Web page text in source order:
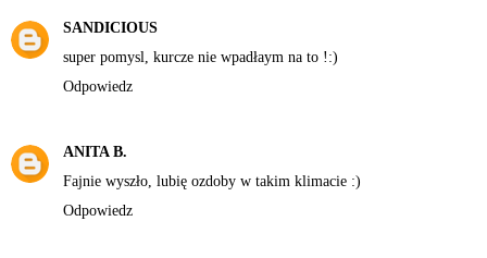
SANDICIOUS
super pomysl, kurcze nie wpadłaym na to !:)
Odpowiedz
ANITA B.
Fajnie wyszło, lubię ozdoby w takim klimacie :)
Odpowiedz